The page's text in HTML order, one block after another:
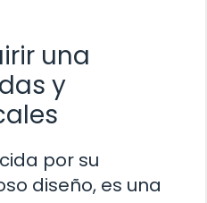
una
y
por su
diseño, es una